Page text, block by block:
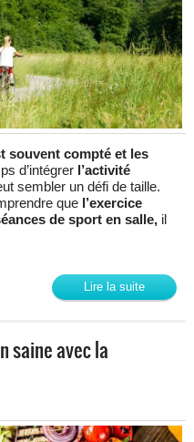
souvent compté et les
d’intégrer l’activité
sembler un défi de taille.
que l’exercice
de sport en salle,il
Lire la suite
saine avec la